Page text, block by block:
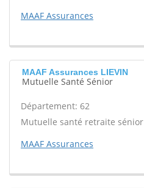
MAAF Assurances
MAAF Assurances LIEVIN
Mutuelle Santé Sénior
Département: 62
Mutuelle santé retraite sénior
MAAF Assurances